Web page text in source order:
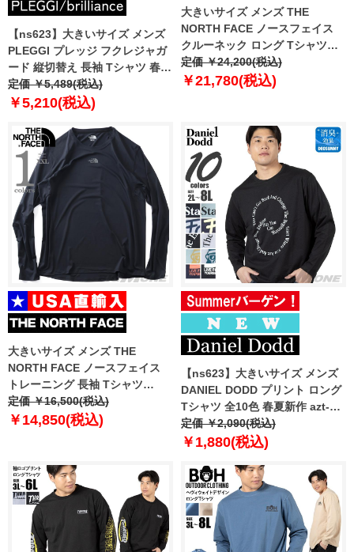
【ns623】大きいサイズ メンズ
PLEGGI プレッジ フクレジャガ
ード 縦切替え 長袖 Tシャツ 春夏
新作 66-13198-2 【fre】
定価 ￥5,489(税込)
￥5,210(税込)
大きいサイズ メンズ THE
NORTH FACE ノースフェイス
クルーネック ロング Tシャツ
DYNAMO CREWNECK USA直輸
入 nm5mr54j
定価 ￥24,200(税込)
￥21,780(税込)
大きいサイズ メンズ THE
NORTH FACE ノースフェイス
トレーニング 長袖 Tシャツ
STEPUP L/S TEE USA直輸入
nt7tr55j
定価 ￥16,500(税込)
￥14,850(税込)
【ns623】大きいサイズ メンズ
DANIEL DODD プリント ロング
Tシャツ 全10色 春夏新作 azt-
2601pt1 【fre】
定価 ￥2,090(税込)
￥1,880(税込)